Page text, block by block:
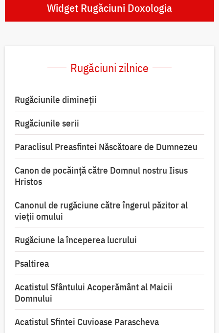
Widget Rugăciuni Doxologia
Rugăciuni zilnice
Rugăciunile dimineții
Rugăciunile serii
Paraclisul Preasfintei Născătoare de Dumnezeu
Canon de pocăință către Domnul nostru Iisus
Hristos
Canonul de rugăciune către îngerul păzitor al
vieții omului
Rugăciune la începerea lucrului
Psaltirea
Acatistul Sfântului Acoperământ al Maicii
Domnului
Acatistul Sfintei Cuvioase Parascheva